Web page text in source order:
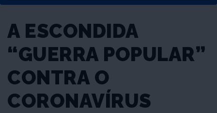
A ESCONDIDA
“GUERRA POPULAR”
CONTRA O
CORONAVÍRUS